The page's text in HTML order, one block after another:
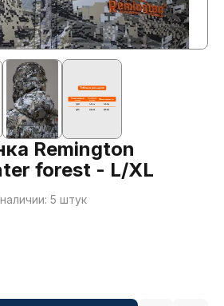
Remington
forest - L/XL
5 штук